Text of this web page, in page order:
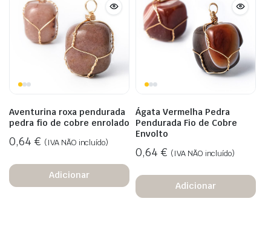
Aventurina roxa pendurada
pedra fio de cobre enrolado
0,64 € (IVA NÃO incluído)
Adicionar
Ágata Vermelha Pedra
Pendurada Fio de Cobre
Envolto
0,64 € (IVA NÃO incluído)
Adicionar